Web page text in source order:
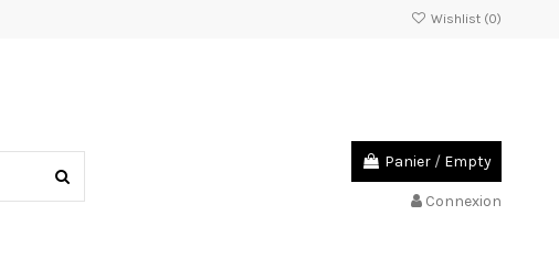
Wishlist (0)
Panier / Empty
Connexion